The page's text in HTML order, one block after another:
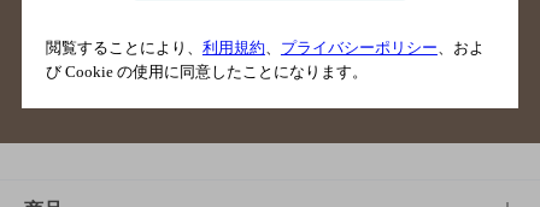
閲覧することにより、 利用規約、 プライバシーポリシー、およ
び Cookie の使用に同意したことになります。